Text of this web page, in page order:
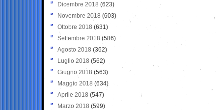
Dicembre 2018 (623)
Novembre 2018 (603)
Ottobre 2018 (631)
Settembre 2018 (586)
Agosto 2018 (362)
Luglio 2018 (562)
Giugno 2018 (563)
Maggio 2018 (634)
Aprile 2018 (547)
Marzo 2018 (599)